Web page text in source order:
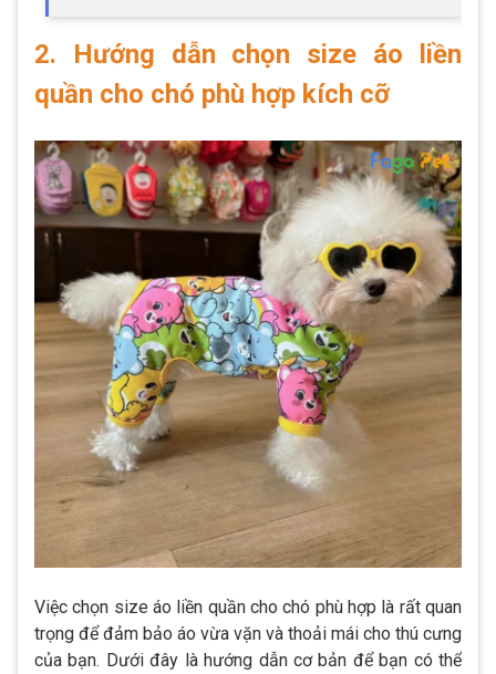
2. Hướng dẫn chọn size áo liền
quần cho chó phù hợp kích cỡ
Việc chọn size áo liền quần cho chó phù hợp là rất quan
trọng để đảm bảo áo vừa vặn và thoải mái cho thú cưng
của bạn. Dưới đây là hướng dẫn cơ bản để bạn có thể